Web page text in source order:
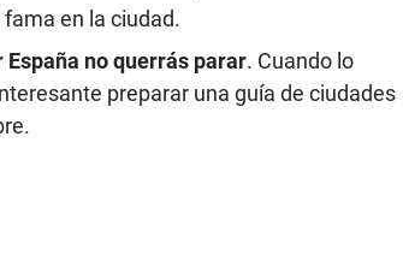
en la ciudad.
no querrás parar. Cuando lo
preparar una guía de ciudades